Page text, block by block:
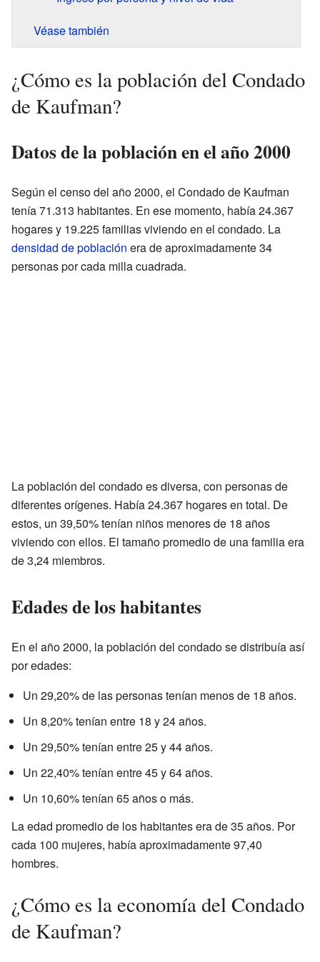
Véase también
¿Cómo es la población del Condado
de Kaufman?
Datos de la población en el año 2000
Según el censo del año 2000, el Condado de Kaufman
tenía 71.313 habitantes. En ese momento, había 24.367
hogares y 19.225 familias viviendo en el condado. La
densidad de población era de aproximadamente 34
personas por cada milla cuadrada.
La población del condado es diversa, con personas de
diferentes orígenes. Había 24.367 hogares en total. De
estos, un 39,50% tenían niños menores de 18 años
viviendo con ellos. El tamaño promedio de una familia era
de 3,24 miembros.
Edades de los habitantes
En el año 2000, la población del condado se distribuía así
por edades:
Un 29,20% de las personas tenían menos de 18 años.
Un 8,20% tenían entre 18 y 24 años.
Un 29,50% tenían entre 25 y 44 años.
Un 22,40% tenían entre 45 y 64 años.
Un 10,60% tenían 65 años o más.
La edad promedio de los habitantes era de 35 años. Por
cada 100 mujeres, había aproximadamente 97,40
hombres.
¿Cómo es la economía del Condado
de Kaufman?